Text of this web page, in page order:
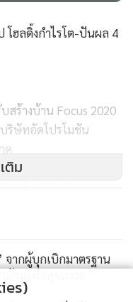
โฮลดิ้งกำไรโต-ปันผล 4
สร้างบ้าน Focus 2020
บริษัทอัดโปรโมชัน
ด
นเดียเตรียมฟ้อง
ติม
จากผู้บุกเบิกมาตรฐาน
บ้านเพื่อสุขภาวะ”